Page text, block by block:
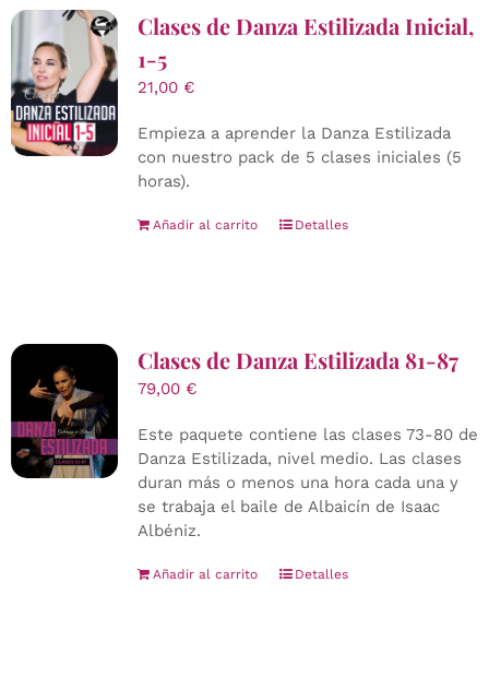
Clases de Danza Estilizada Inicial,
1-5
21,00 €
Empieza a aprender la Danza Estilizada
con nuestro pack de 5 clases iniciales (5
horas).
Añadir al carrito Detalles
Clases de Danza Estilizada 81-87
79,00 €
Este paquete contiene las clases 73-80 de
Danza Estilizada, nivel medio. Las clases
duran más o menos una hora cada una y
se trabaja el baile de Albaicín de Isaac
Albéniz.
Añadir al carrito Detalles